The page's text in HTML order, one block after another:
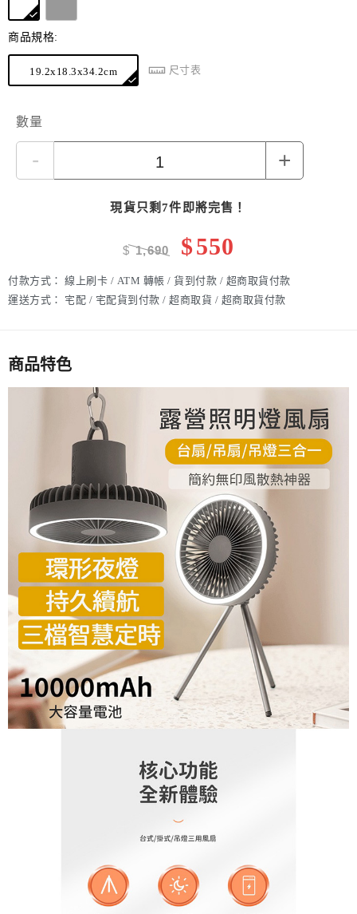
三檔續航約8小時(hr)
商品規格:
19.2x18.3x34.2cm 尺寸表
數量
- +
現貨只剩7件即將完售！
$1,690 $550
付款方式： 線上刷卡 / ATM 轉帳 / 貨到付款 / 超商取貨付款
運送方式：
宅配 / 宅配貨到付款 / 超商取貨 / 超商取貨付款
商品特色